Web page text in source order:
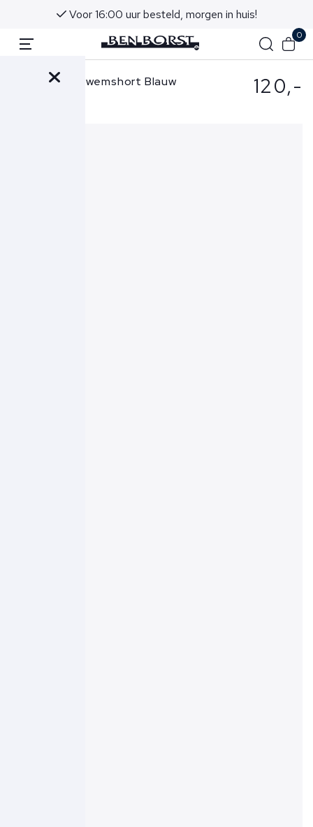
Voor 16:00 uur besteld, morgen in huis!
0
Gran Sasso Zwemshort Blauw 120,-